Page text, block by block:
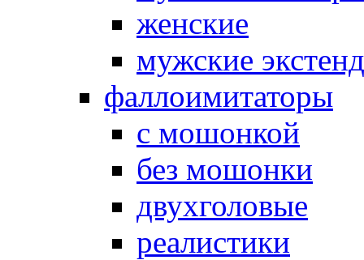
женские
мужские
фаллоимитаторы
с мошонкой
без мошонки
двухголовые
реалистики